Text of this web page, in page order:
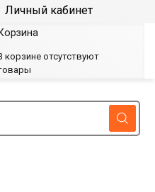
Личный кабинет
Корзина
корзине отсутствуют